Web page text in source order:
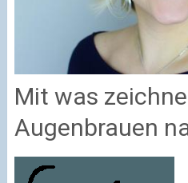
Mit was
Augenbrauen